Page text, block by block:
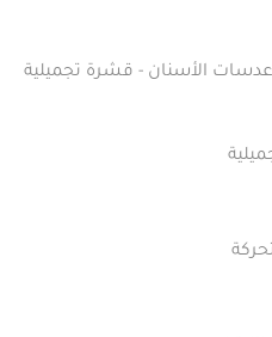
عدسات الأسنان - قشرة تجميلية